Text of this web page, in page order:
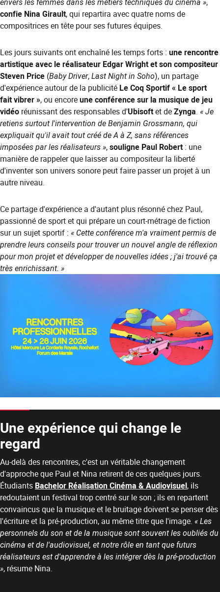
confie Nina Girault, qui repartira avec quatre noms de
compositrices en tête pour ses futures équipes.
Les jours suivants ont enchaîné les temps forts : une rencontre
artistique avec le réalisateur Edgar Wright et son compositeur
Steven Price (Baby Driver,Last Night in Soho), un partage
d'expérience autour de la publicité Le Coq Sportif « Le sport
fait vibrer », ou encoreune conférence sur la musique de jeu
vidéo réunissant des responsables d'Ubisoftet deZynga. « Je
retiens surtout l'intervention de Benjamin Grossmann, qui
expliquait qu'il avait tout créé de A à Z, sans références
imposées par les réalisateurs »,souligne Paul Robert: une
manière de rappeler que laisser au compositeur la liberté
d'inventer son univers sonore peut faire passer un projet à un
autre niveau.
Ce partage d'expérience a d'autant plus résonné chez Paul,
passionné de sport et qui prépare un court-métrage de fiction
sur un sujet sportif : « Cette conférence m'a vraiment permis de
prendre leurs conseils pour trouver un nouvel angle de réflexion
pour mon projet et développer de nouvelles idées ; j'ai trouvé ça
très enrichissant. »
Une expérience qui change le
regard
Au-delà des rencontres, c'est un véritable changement
d'approche que Paul et Nina retirent de ces quelques jours.
Étudiants Bachelor Réalisation Cinéma & Audiovisuel, ils
redoutaient un festival trop centré sur le son ; ils en repartent
convaincus que la musique et le bruitage doivent se penser dès
l'écriture et la pré-production, au même titre que l'image. « Les
personnels du son et de la musique sont souvent les oubliés du
cinéma et de l'audiovisuel, et notre rôle en tant que futurs
réalisateurs est d'apprendre à les intégrer dès la pré-production
», résume Nina.